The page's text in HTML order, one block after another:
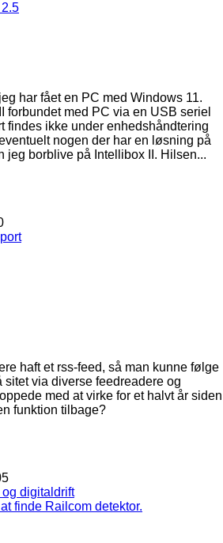
har fået en PC med Windows 11.
forbundet med PC via en USB seriel
findes ikke under enhedshåndtering
nogen der har en løsning på
jeg borblive på Intellibox II. Hilsen...
haft et rss-feed, så man kunne følge
sitet via diverse feedreadere og
med at virke for et halvt år siden
funktion tilbage?
digitaldrift
finde Railcom detektor.